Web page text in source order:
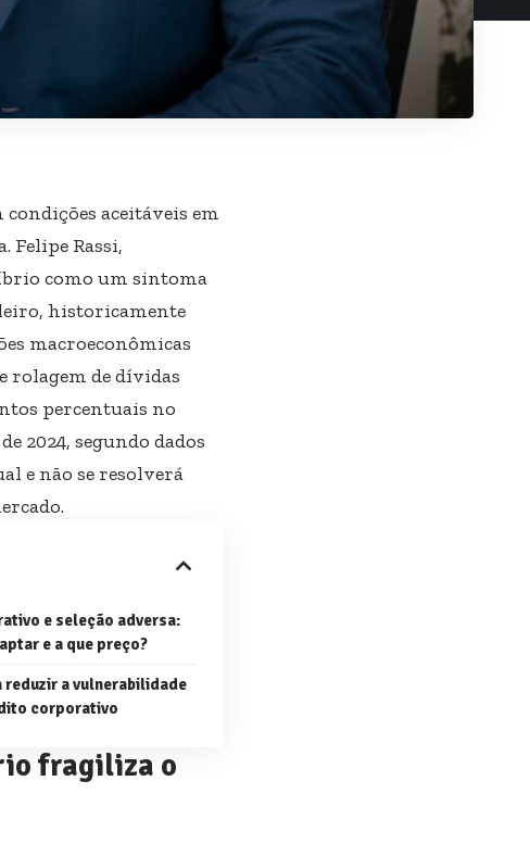
aceitáveis em
Felipe Rassi,
como um sintoma
historicamente
macroeconômicas
rolagem de dívidas
percentuais no
2024, segundo dados
e não se resolverá
e seleção adversa:
e a que preço?
reduzir a vulnerabilidade
corporativo
fragiliza o